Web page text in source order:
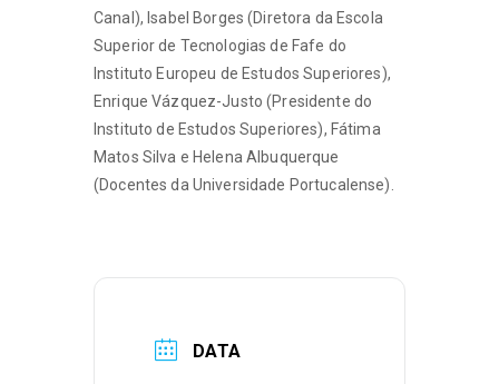
Canal), Isabel Borges (Diretora da Escola
Superior de Tecnologias de Fafe do
Instituto Europeu de Estudos Superiores),
Enrique Vázquez-Justo (Presidente do
Instituto de Estudos Superiores), Fátima
Matos Silva e Helena Albuquerque
(Docentes da Universidade Portucalense).
DATA